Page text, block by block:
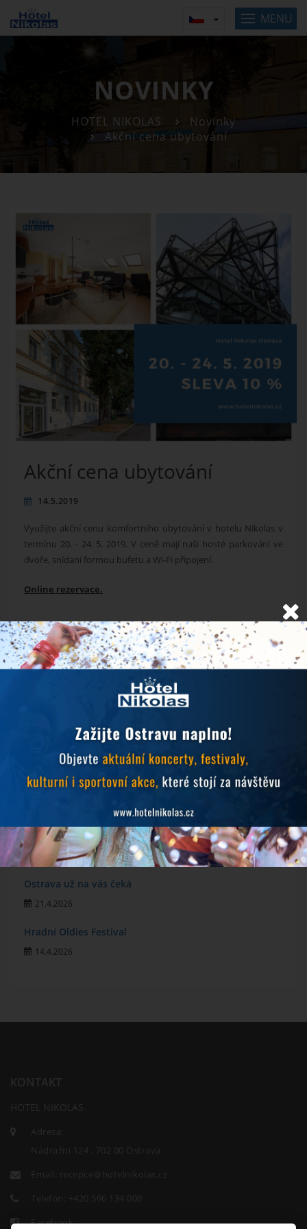
MENU
NOVINKY
HOTEL NIKOLAS
Novinky
Akční cena ubytování
Akční cena ubytování
14.5.2019
Využijte akční cenu komfortního ubytování v hotelu Nikolas v
termínu 20. - 24. 5. 2019. V ceně mají naši hosté parkování ve
dvoře, snídani formou bufetu a Wi-Fi připojení.
Online rezervace.
NOVINKY
Objevujte Ostravu během svého pobytu
Prodlužujeme snídaně během hudebních festivalů
10.6.2026
MichalFest 2026
Zlatá tretra 2026
28.4.2026
Ostrava už na vás čeká
21.4.2026
Hradní Oldies Festival
14.4.2026
HOTEL NIKOLAS
Adresa:
Nádražní 124 , 702 00 Ostrava
Email:
recepce@hotelnikolas.cz
Telefon:
+420 596 134 000
Facebook